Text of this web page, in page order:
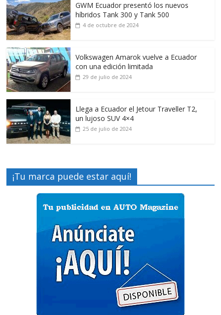
GWM Ecuador presentó los nuevos
híbridos Tank 300 y Tank 500
4 de octubre de 2024
Volkswagen Amarok vuelve a Ecuador
con una edición limitada
29 de julio de 2024
Llega a Ecuador el Jetour Traveller T2,
un lujoso SUV 4×4
25 de julio de 2024
¡Tu marca puede estar aquí!